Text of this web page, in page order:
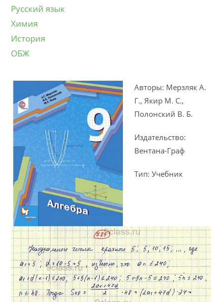
Русский язык
Химия
История
ОБЖ
Авторы: Мерзляк А.
Г., Якир М. С.,
Полонский В. Б.
Издательство:
Вентана-Граф
Тип: Учебник